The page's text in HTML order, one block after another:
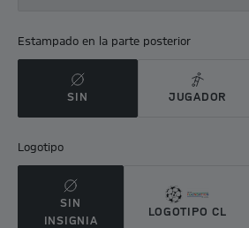
Estampado en la parte posterior
SIN JUGADOR
Logotipo
SIN
INSIGNIA
LOGOTIPO CL